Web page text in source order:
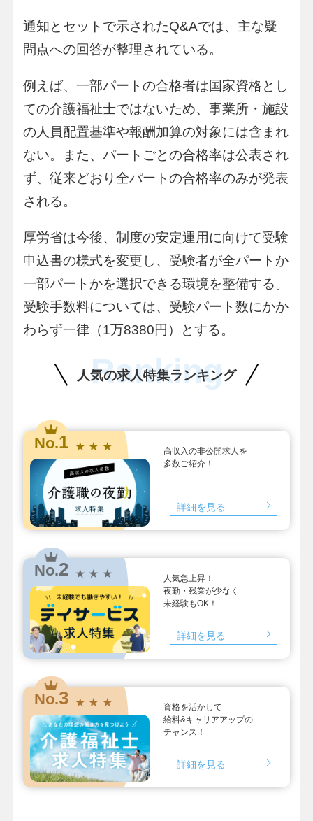
通知とセットで示されたQ&Aでは、主な疑
問点への回答が整理されている。
例えば、一部パートの合格者は国家資格とし
ての介護福祉士ではないため、事業所・施設
の人員配置基準や報酬加算の対象には含まれ
ない。また、パートごとの合格率は公表され
ず、従来どおり全パートの合格率のみが発表
される。
厚労省は今後、制度の安定運用に向けて受験
申込書の様式を変更し、受験者が全パートか
一部パートかを選択できる環境を整備する。
受験手数料については、受験パート数にかか
わらず一律（1万8380円）とする。
人気の求人特集ランキング
Ranking
No.1 ★ ★ ★
高収入の非公開求人を
多数ご紹介！
詳細を見る
No.2 ★ ★ ★
人気急上昇！
夜勤・残業が少なく
未経験もOK！
詳細を見る
No.3 ★ ★ ★
資格を活かして
給料&キャリアアップの
チャンス！
詳細を見る